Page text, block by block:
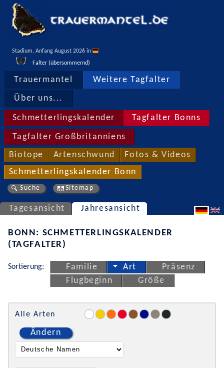
Stadium, Anfang August 2026 in
Falter (übersommernd)
Trauermantel Weitere Tagfalter
Über uns...
Schmetterlingskalender Tagfalter Bonns
Tagfalter Großbritanniens
Biotope Artenschwund Fotos & Videos
Schmetterlingskalender Bonn
Suche Sitemap
Tagesansicht Jahresansicht
BONN: SCHMETTERLINGSKALENDER
(TAGFALTER)
Sortierung: Familie Art
Präsenz
Flugbeginn
Größe
Alle Arten
Ändern